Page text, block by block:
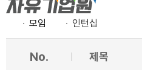
모임 인턴십
No. 제목